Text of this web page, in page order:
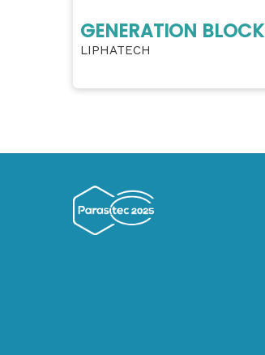
GENERATION BLOCK
LIPHATECH